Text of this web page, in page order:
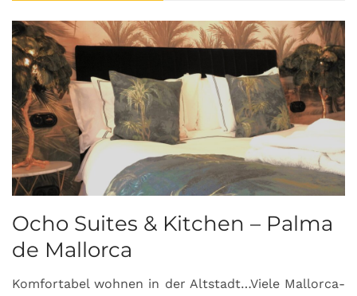
Ocho Suites & Kitchen – Palma
de Mallorca
Komfortabel wohnen in der Altstadt…Viele Mallorca-